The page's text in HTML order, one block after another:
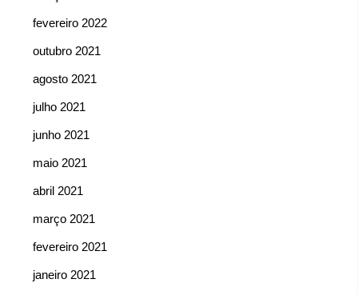
fevereiro 2022
outubro 2021
agosto 2021
julho 2021
junho 2021
maio 2021
abril 2021
março 2021
fevereiro 2021
janeiro 2021